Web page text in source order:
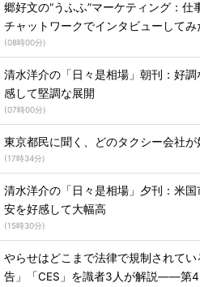
郷好文の“うふふ”マーケティング：
チャットワークでインタビューしてみ
(08時00分)
清水洋介の「日々是相場」朝刊：好
感して堅調な展開
(07時00分)
東京都民に聞く、どのタクシー会社が
(17時34分)
清水洋介の「日々是相場」夕刊：米
安を好感して大幅高
(15時30分)
やらせはどこまで法律で規制されて
告」「CES」を識者3人が解説――第4